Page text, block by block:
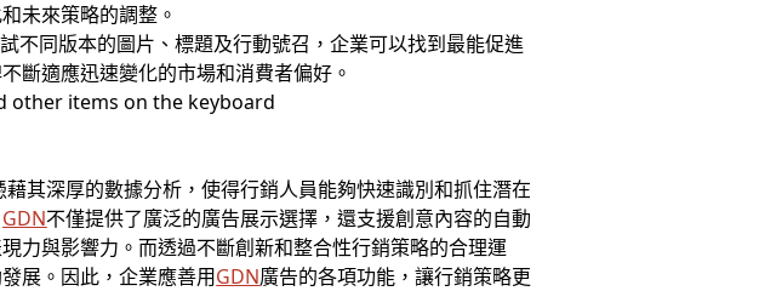
未來策略的調整。
不同版本的圖片、標題及行動號召，企業可以找到最能促進
斷適應迅速變化的市場和消費者偏好。
其深厚的數據分析，使得行銷人員能夠快速識別和抓住潛在
GDN不僅提供了廣泛的廣告展示選擇，還支援創意內容的自動
力與影響力。而透過不斷創新和整合性行銷策略的合理運
展。因此，企業應善用GDN廣告的各項功能，讓行銷策略更